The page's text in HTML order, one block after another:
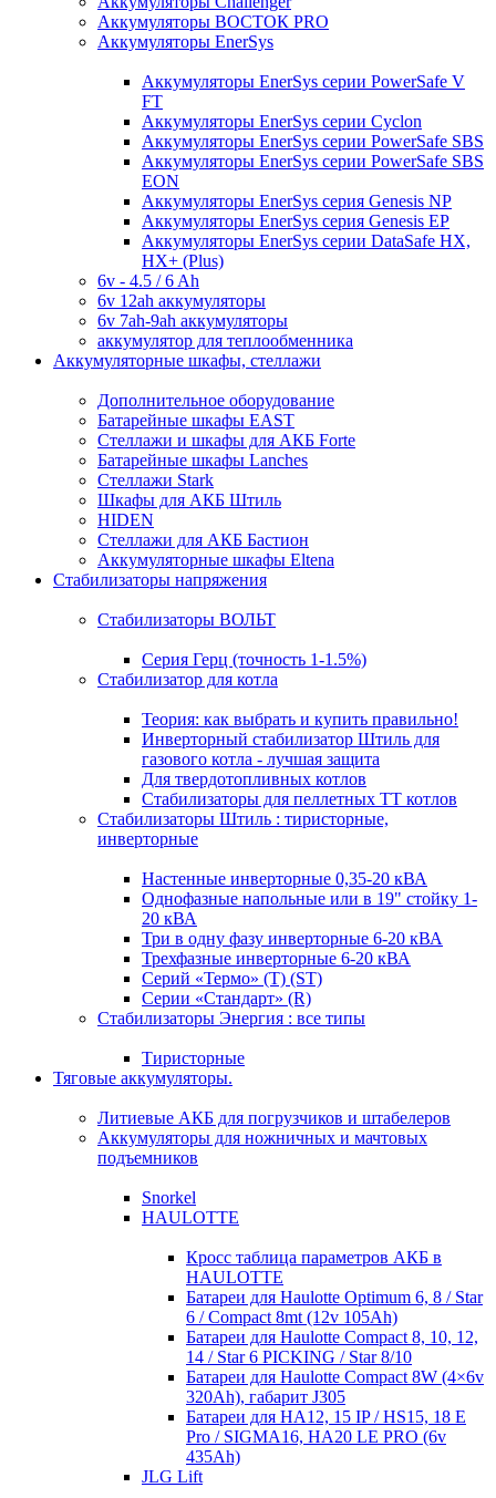
Аккумуляторы ВОСТОК PRO
Аккумуляторы EnerSys
Аккумуляторы EnerSys серии PowerSafe V
FT
Аккумуляторы EnerSys серии Cyclon
Аккумуляторы EnerSys серии PowerSafe SBS
Аккумуляторы EnerSys серии PowerSafe SBS
EON
Аккумуляторы EnerSys серия Genesis NP
Аккумуляторы EnerSys серия Genesis EP
Аккумуляторы EnerSys серии DataSafe HX,
HX+ (Plus)
6v - 4.5 / 6 Ah
6v 12ah аккумуляторы
6v 7ah-9ah аккумуляторы
аккумулятор для теплообменника
Аккумуляторные шкафы, стеллажи
Дополнительное оборудование
Батарейные шкафы EAST
Стеллажи и шкафы для АКБ Forte
Батарейные шкафы Lanches
Стеллажи Stark
Шкафы для АКБ Штиль
HIDEN
Стеллажи для АКБ Бастион
Аккумуляторные шкафы Eltena
Стабилизаторы напряжения
Стабилизаторы ВОЛЬТ
Серия Герц (точность 1-1.5%)
Стабилизатор для котла
Теория: как выбрать и купить правильно!
Инверторный стабилизатор Штиль для
газового котла - лучшая защита
Для твердотопливных котлов
Стабилизаторы для пеллетных ТТ котлов
Стабилизаторы Штиль : тиристорные,
инверторные
Настенные инверторные 0,35-20 кВА
Однофазные напольные или в 19" стойку 1-
20 кВА
Три в одну фазу инверторные 6-20 кВА
Трехфазные инверторные 6-20 кВА
Серий «Термо» (T) (ST)
Серии «Стандарт» (R)
Стабилизаторы Энергия : все типы
Тиристорные
Тяговые аккумуляторы.
Литиевые АКБ для погрузчиков и штабелеров
Аккумуляторы для ножничных и мачтовых
подъемников
Snorkel
HAULOTTE
Кросc таблица параметров АКБ в
HAULOTTE
Батареи для Haulotte Optimum 6, 8 / Star
6 / Compact 8mt (12v 105Ah)
Батареи для Haulotte Compact 8, 10, 12,
14 / Star 6 PICKING / Star 8/10
Батареи для Haulotte Compact 8W (4×6v
320Ah), габарит J305
Батареи для HA12, 15 IP / HS15, 18 E
Pro / SIGMA16, HA20 LE PRO (6v
435Ah)
JLG Lift